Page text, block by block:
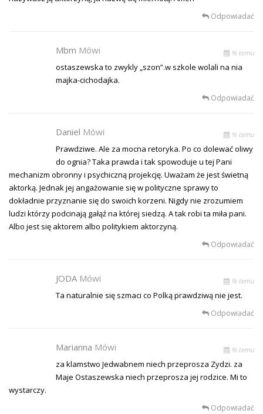
Odpowiadać
Mbm Mówi % temu
ostaszewska to zwykly „szon”.w szkole wolali na nia
majka-cichodajka.
Odpowiadać
Daniel Mówi % temu
Prawdziwe. Ale za mocna retoryka. Po co dolewać oliwy
do ognia? Taka prawda i tak spowoduje u tej Pani
mechanizm obronny i psychiczną projekcję. Uważam że jest świetną
aktorką. Jednak jej angażowanie się w polityczne sprawy to
dokładnie przyznanie się do swoich korzeni. Nigdy nie zrozumiem
ludzi którzy podcinają gałąź na której siedzą. A tak robi ta miła pani.
Albo jest się aktorem albo politykiem aktorzyną.
Odpowiadać
JODA Mówi % temu
Ta naturalnie się szmaci co Polką prawdziwą nie jest.
Odpowiadać
Marianna Mówi % temu
za klamstwo Jedwabnem niech przeprosza Zydzi. za
Maje Ostaszewska niech przeprosza jej rodzice. Mi to
wystarczy.
Odpowiadać